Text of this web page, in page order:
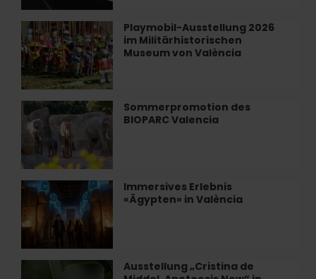
Valencia
Basket
in
der
Roig
Arena
Playmobil-Ausstellung 2026
im Militärhistorischen
Museum von València
Playmobil-
Ausstellung
2026
im
Militärhistorischen
Museum
von
València
Sommerpromotion des
BIOPARC Valencia
Sommerpromotion
des
BIOPARC
Valencia
Immersives Erlebnis
«Ägypten» in València
Immersives
Erlebnis
«Ägypten»
in
València
Ausstellung „Cristina de